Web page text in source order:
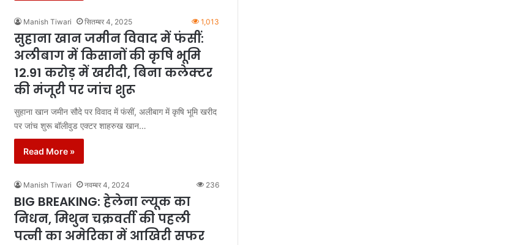
Manish Tiwari सितम्बर 4, 2025 1,013
सुहाना खान जमीन विवाद में फंसीं:
अलीबाग में किसानों की कृषि भूमि
12.91 करोड़ में खरीदी, बिना कलेक्टर
की मंजूरी पर जांच शुरू
सुहाना खान जमीन सौदे पर विवाद में फंसीं, अलीबाग में कृषि भूमि खरीद
पर जांच शुरू बॉलीवुड एक्टर शाहरुख खान…
Read More »
Manish Tiwari नवम्बर 4, 2024 236
BIG BREAKING: हेलेना ल्यूक का
निधन, मिथुन चक्रवर्ती की पहली
पत्नी का अमेरिका में आखिरी सफर